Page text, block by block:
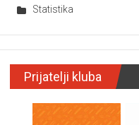
Statistika
Prijatelji kluba